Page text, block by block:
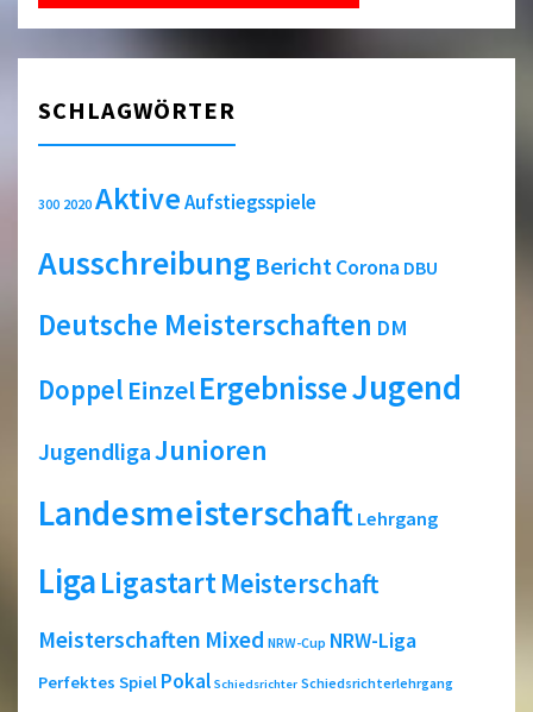
SCHLAGWÖRTER
300 2020 AktiveAufstiegsspiele
Ausschreibung BerichtCorona DBU
Deutsche Meisterschaften DM
Doppel EinzelErgebnisseJugend
JugendligaJunioren
Landesmeisterschaft Lehrgang
LigaLigastartMeisterschaft
Meisterschaften Mixed NRW-Cup NRW-Liga
Perfektes Spiel Pokal Schiedsrichter Schiedsrichterlehrgang